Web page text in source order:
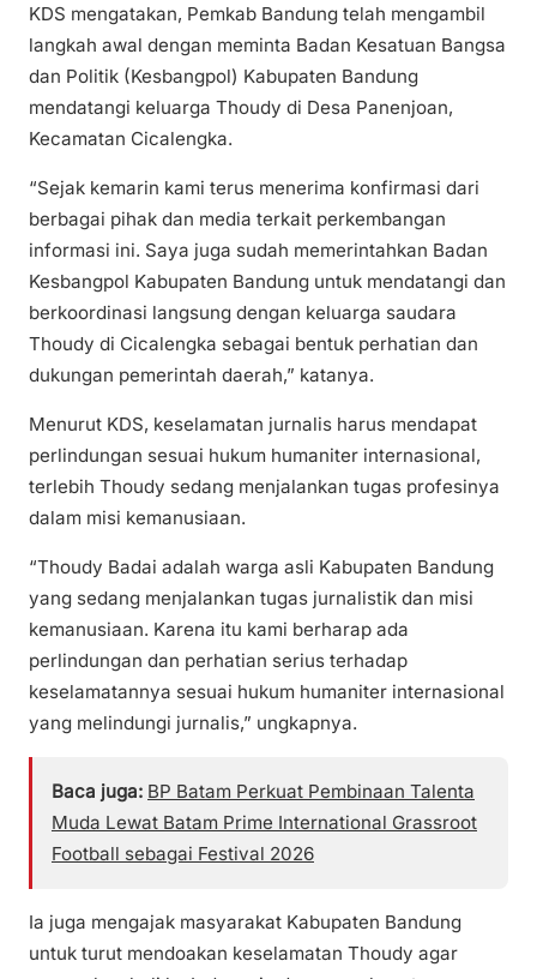
KDS mengatakan, Pemkab Bandung telah mengambil
langkah awal dengan meminta Badan Kesatuan Bangsa
dan Politik (Kesbangpol) Kabupaten Bandung
mendatangi keluarga Thoudy di Desa Panenjoan,
Kecamatan Cicalengka.
“Sejak kemarin kami terus menerima konfirmasi dari
berbagai pihak dan media terkait perkembangan
informasi ini. Saya juga sudah memerintahkan Badan
Kesbangpol Kabupaten Bandung untuk mendatangi dan
berkoordinasi langsung dengan keluarga saudara
Thoudy di Cicalengka sebagai bentuk perhatian dan
dukungan pemerintah daerah,” katanya.
Menurut KDS, keselamatan jurnalis harus mendapat
perlindungan sesuai hukum humaniter internasional,
terlebih Thoudy sedang menjalankan tugas profesinya
dalam misi kemanusiaan.
“Thoudy Badai adalah warga asli Kabupaten Bandung
yang sedang menjalankan tugas jurnalistik dan misi
kemanusiaan. Karena itu kami berharap ada
perlindungan dan perhatian serius terhadap
keselamatannya sesuai hukum humaniter internasional
yang melindungi jurnalis,” ungkapnya.
Baca juga: BP Batam Perkuat Pembinaan Talenta
Muda Lewat Batam Prime International Grassroot
Football sebagai Festival 2026
Ia juga mengajak masyarakat Kabupaten Bandung
untuk turut mendoakan keselamatan Thoudy agar